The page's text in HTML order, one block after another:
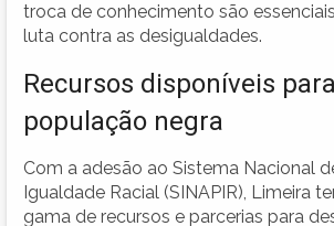
troca de conhecimento são
luta contra as desigualdades.
Recursos disponíveis
população negra
Com a adesão ao Sistema Nacional
Igualdade Racial (SINAPIR), Limeira
gama de recursos e parcerias para